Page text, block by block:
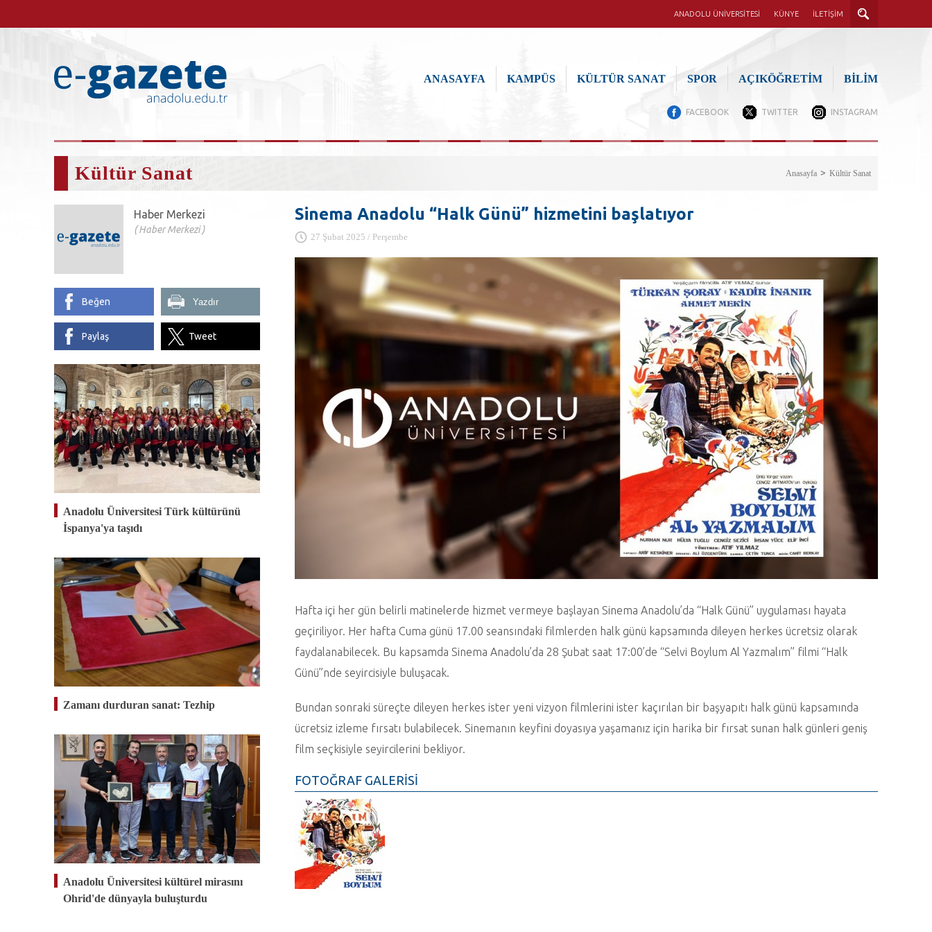
ANADOLU ÜNİVERSİTESİ KÜNYE İLETİŞİM
ANASAYFA KAMPÜS KÜLTÜR SANAT SPOR AÇIKÖĞRETİM BİLİM
FACEBOOK TWITTER INSTAGRAM
Kültür Sanat Anasayfa Kültür Sanat
Sinema Anadolu “Halk Günü” hizmetini başlatıyor
27 Şubat 2025 / Perşembe
Hafta içi her gün belirli matinelerde hizmet vermeye başlayan Sinema Anadolu’da “Halk Günü” uygulaması hayata
geçiriliyor. Her hafta Cuma günü 17.00 seansındaki filmlerden halk günü kapsamında dileyen herkes ücretsiz olarak
faydalanabilecek. Bu kapsamda Sinema Anadolu’da 28 Şubat saat 17:00’de “Selvi Boylum Al Yazmalım” filmi “Halk
Günü”nde seyircisiyle buluşacak.
Bundan sonraki süreçte dileyen herkes ister yeni vizyon filmlerini ister kaçırılan bir başyapıtı halk günü kapsamında
ücretsiz izleme fırsatı bulabilecek. Sinemanın keyfini doyasıya yaşamanız için harika bir fırsat sunan halk günleri geniş
film seçkisiyle seyircilerini bekliyor.
FOTOĞRAF GALERİSİ
Haber Merkezi
Haber Merkezi
Beğen Yazdır
Paylaş Tweet
Anadolu Üniversitesi Türk kültürünü
İspanya'ya taşıdı
Zamanı durduran sanat: Tezhip
Anadolu Üniversitesi kültürel mirasını
Ohrid'de dünyayla buluşturdu